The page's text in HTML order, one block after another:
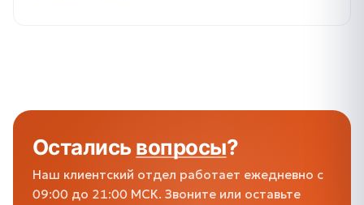
Осталисьвопросы?
Наш клиентский отдел работает ежедневно с
09:00 до 21:00 МСК. Звоните или оставьте